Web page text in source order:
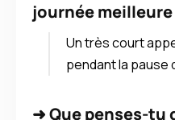
journée meilleure
Un très court
pendant la pause
➜Que penses-tu